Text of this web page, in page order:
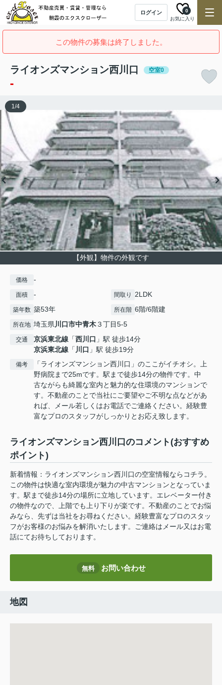
ログイン
お気に入り
0
この物件の募集は終了しました。
ライオンズマンション西川口 空室0
-
【外観】物件の外観です
1/4
価格 -
面積 - 間取り 2LDK
築年数 築53年 所在階 6階/6階建
所在地 埼玉県川口市中青木３丁目5-5
交通 京浜東北線 「西川口 」駅 徒歩14分
京浜東北線 「 川口 」駅 徒歩19分
備考
「ライオンズマンション西川口」のここがイチオシ。上
野病院まで25mです。駅まで徒歩14分の物件です。中
古ながらも綺麗な室内と魅力的な住環境のマンションで
す。不動産のことで当社にご要望やご不明な点などがあ
れば、メール若しくはお電話でご連絡ください。経験豊
富なプロのスタッフがしっかりとお応え致します。
ライオンズマンション西川口のコメント(おすすめ
ポイント)
新着情報：ライオンズマンション西川口の空室情報ならコチラ。
この物件は快適な室内環境が魅力の中古マンションとなっていま
す。駅まで徒歩14分の場所に立地しています。エレベーター付き
の物件なので、上階でも上り下りが楽です。不動産のことでお悩
みなら、先ずは当社をお尋ねください。経験豊富なプロのスタッ
フがお客様のお悩みを解消いたします。ご連絡はメール又はお電
話にてお待ちしております。
無料 お問い合わせ
地図